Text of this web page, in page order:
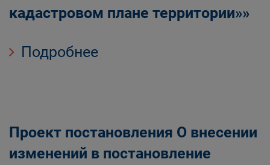
кадастровом плане территории»»
Подробнее
Проект постановления О внесении
изменений в постановление